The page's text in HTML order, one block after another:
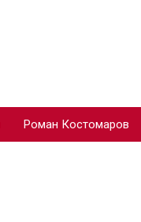
Роман Костомаров